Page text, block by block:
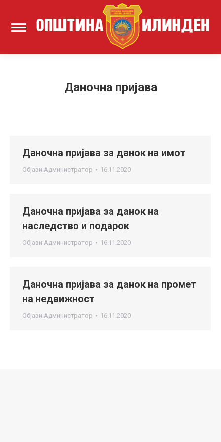
Даночна пријава
Даночна пријава за данок на имот
Објави Администратор 16.11.2020
Даночна пријава за данок на
наследство и подарок
Објави Администратор 16.11.2020
Даночна пријава за данок на промет
на недвижност
Објави Администратор 16.11.2020